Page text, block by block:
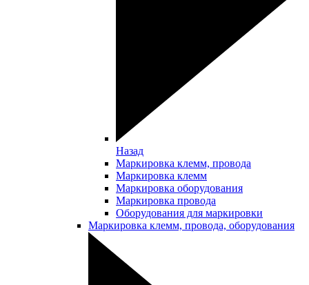
Назад
Маркировка клемм, провода
Маркировка клемм
Маркировка оборудования
Маркировка провода
Оборудования для маркировки
Маркировка клемм, провода, оборудования